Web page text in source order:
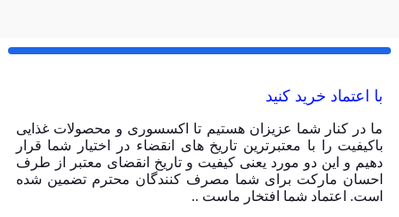
با اعتماد خرید کنید
ما در کنار شما عزیزان هستیم تا اکسسوری و محصولات غذایی
باکیفیت را با معتبرترین تاریخ های انقضاء در اختیار شما قرار
دهیم و این دو مورد یعنی کیفیت و تاریخ انقضای معتبر از طرف
احسان مارکت برای شما مصرف کنندگان محترم تضمین شده
است. اعتماد شما افتخار ماست ..